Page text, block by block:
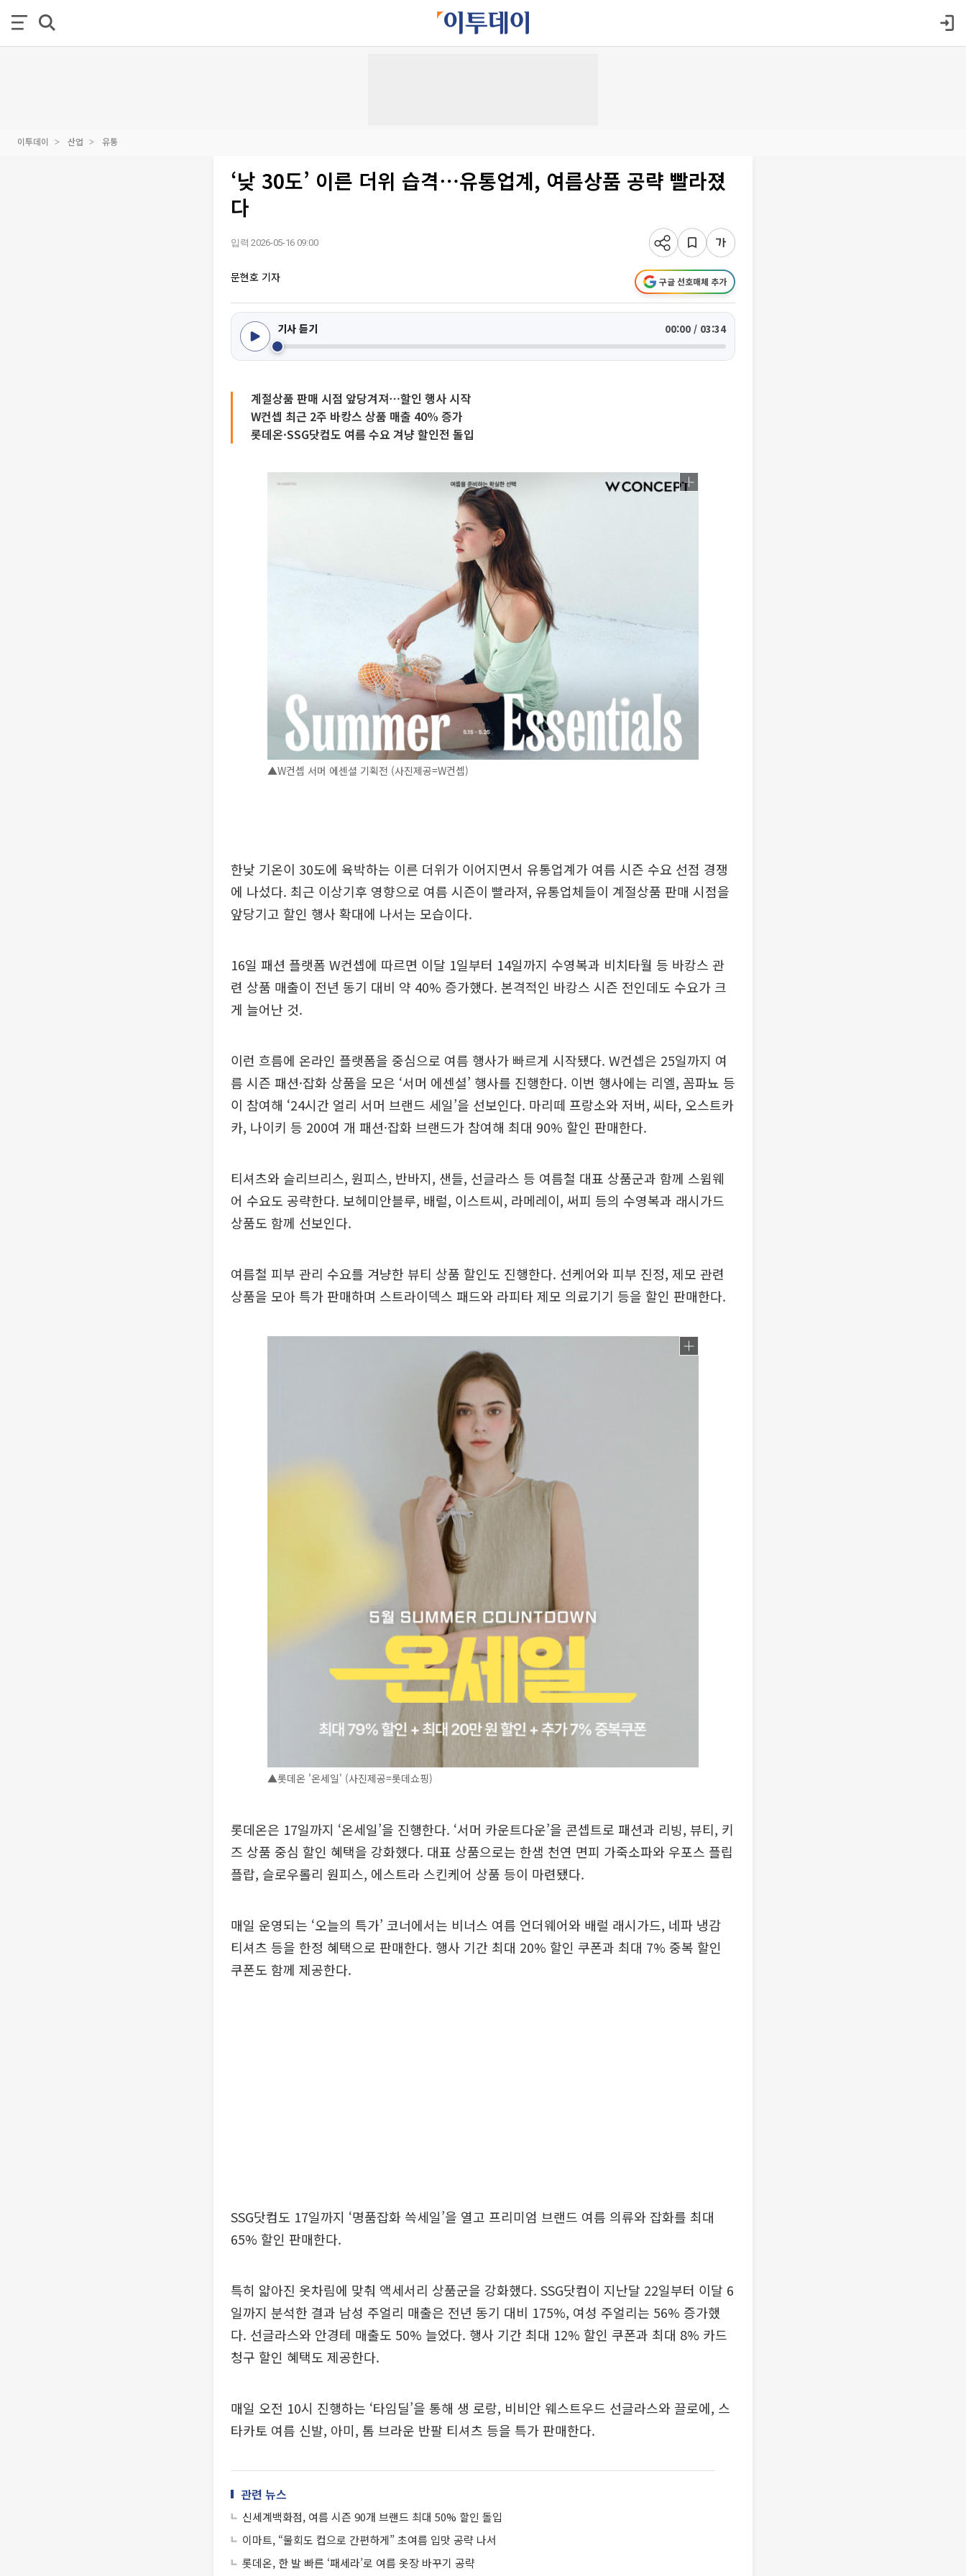
이투데이 산업 유통
‘낮 30도’ 이른 더위 습격⋯유통업계, 여름상품 공략 빨라졌
다
입력 2026-05-16 09:00
문현호 기자 구글 선호매체 추가
기사 듣기 00:00 / 03:34
계절상품 판매 시점 앞당겨져⋯할인 행사 시작
W컨셉 최근 2주 바캉스 상품 매출 40% 증가
롯데온·SSG닷컴도 여름 수요 겨냥 할인전 돌입
▲W컨셉 서머 에센셜 기획전 (사진제공=W컨셉)
한낮 기온이 30도에 육박하는 이른 더위가 이어지면서 유통업계가 여름 시즌 수요 선점 경쟁
에 나섰다. 최근 이상기후 영향으로 여름 시즌이 빨라져, 유통업체들이 계절상품 판매 시점을
앞당기고 할인 행사 확대에 나서는 모습이다.
16일 패션 플랫폼 W컨셉에 따르면 이달 1일부터 14일까지 수영복과 비치타월 등 바캉스 관
련 상품 매출이 전년 동기 대비 약 40% 증가했다. 본격적인 바캉스 시즌 전인데도 수요가 크
게 늘어난 것.
이런 흐름에 온라인 플랫폼을 중심으로 여름 행사가 빠르게 시작됐다. W컨셉은 25일까지 여
름 시즌 패션·잡화 상품을 모은 ‘서머 에센셜’ 행사를 진행한다. 이번 행사에는 리엘, 꼼파뇨 등
이 참여해 ‘24시간 얼리 서머 브랜드 세일’을 선보인다. 마리떼 프랑소와 저버, 씨타, 오스트카
카, 나이키 등 200여 개 패션·잡화 브랜드가 참여해 최대 90% 할인 판매한다.
티셔츠와 슬리브리스, 원피스, 반바지, 샌들, 선글라스 등 여름철 대표 상품군과 함께 스윔웨
어 수요도 공략한다. 보헤미안블루, 배럴, 이스트씨, 라메레이, 써피 등의 수영복과 래시가드
상품도 함께 선보인다.
여름철 피부 관리 수요를 겨냥한 뷰티 상품 할인도 진행한다. 선케어와 피부 진정, 제모 관련
상품을 모아 특가 판매하며 스트라이덱스 패드와 라피타 제모 의료기기 등을 할인 판매한다.
▲롯데온 '온세일' (사진제공=롯데쇼핑)
롯데온은 17일까지 ‘온세일’을 진행한다. ‘서머 카운트다운’을 콘셉트로 패션과 리빙, 뷰티, 키
즈 상품 중심 할인 혜택을 강화했다. 대표 상품으로는 한샘 천연 면피 가죽소파와 우포스 플립
플랍, 슬로우롤리 원피스, 에스트라 스킨케어 상품 등이 마련됐다.
매일 운영되는 ‘오늘의 특가’ 코너에서는 비너스 여름 언더웨어와 배럴 래시가드, 네파 냉감
티셔츠 등을 한정 혜택으로 판매한다. 행사 기간 최대 20% 할인 쿠폰과 최대 7% 중복 할인
쿠폰도 함께 제공한다.
SSG닷컴도 17일까지 ‘명품잡화 쓱세일’을 열고 프리미엄 브랜드 여름 의류와 잡화를 최대
65% 할인 판매한다.
특히 얇아진 옷차림에 맞춰 액세서리 상품군을 강화했다. SSG닷컴이 지난달 22일부터 이달 6
일까지 분석한 결과 남성 주얼리 매출은 전년 동기 대비 175%, 여성 주얼리는 56% 증가했
다. 선글라스와 안경테 매출도 50% 늘었다. 행사 기간 최대 12% 할인 쿠폰과 최대 8% 카드
청구 할인 혜택도 제공한다.
매일 오전 10시 진행하는 ‘타임딜’을 통해 생 로랑, 비비안 웨스트우드 선글라스와 끌로에, 스
타카토 여름 신발, 아미, 톰 브라운 반팔 티셔츠 등을 특가 판매한다.
관련 뉴스
신세계백화점, 여름 시즌 90개 브랜드 최대 50% 할인 돌입
이마트, “물회도 컵으로 간편하게” 초여름 입맛 공략 나서
롯데온, 한 발 빠른 ‘패세라’로 여름 옷장 바꾸기 공략